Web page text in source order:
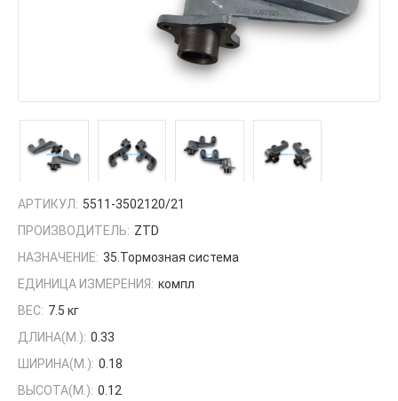
АРТИКУЛ: 5511-3502120/21
ПРОИЗВОДИТЕЛЬ: ZTD
НАЗНАЧЕНИЕ: 35.Тормозная система
ЕДИНИЦА ИЗМЕРЕНИЯ: компл
ВЕС: 7.5 кг
ДЛИНА(М.): 0.33
ШИРИНА(М.): 0.18
ВЫСОТА(М.): 0.12